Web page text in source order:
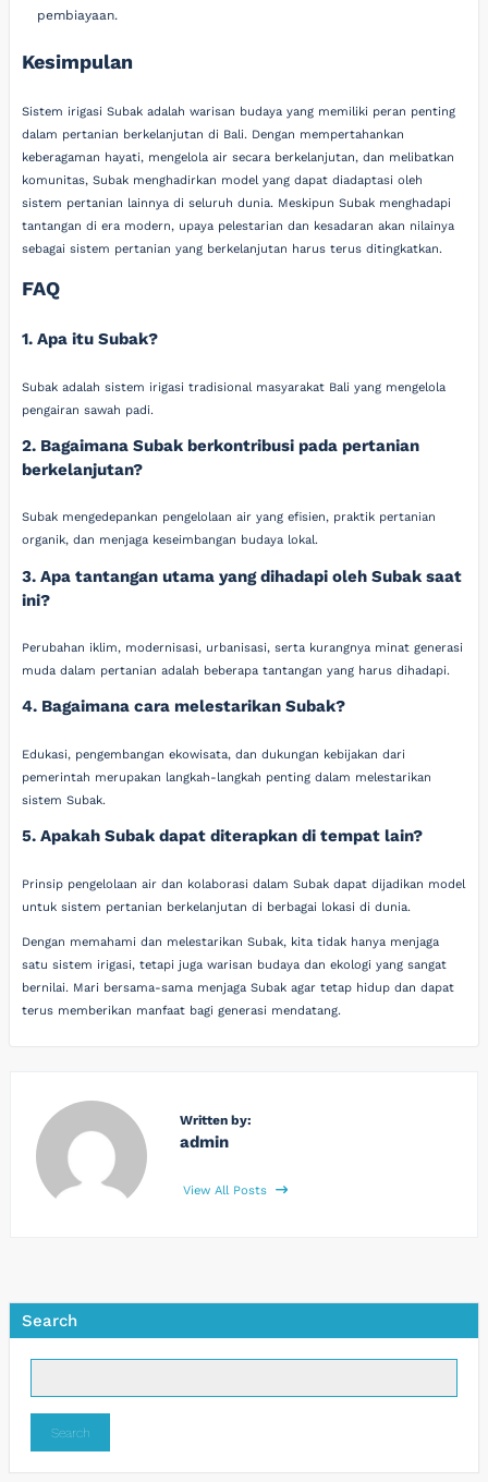
pembiayaan.
Kesimpulan
Sistem irigasi Subak adalah warisan budaya yang memiliki peran penting
dalam pertanian berkelanjutan di Bali. Dengan mempertahankan
keberagaman hayati, mengelola air secara berkelanjutan, dan melibatkan
komunitas, Subak menghadirkan model yang dapat diadaptasi oleh
sistem pertanian lainnya di seluruh dunia. Meskipun Subak menghadapi
tantangan di era modern, upaya pelestarian dan kesadaran akan nilainya
sebagai sistem pertanian yang berkelanjutan harus terus ditingkatkan.
FAQ
1. Apa itu Subak?
Subak adalah sistem irigasi tradisional masyarakat Bali yang mengelola
pengairan sawah padi.
2. Bagaimana Subak berkontribusi pada pertanian
berkelanjutan?
Subak mengedepankan pengelolaan air yang efisien, praktik pertanian
organik, dan menjaga keseimbangan budaya lokal.
3. Apa tantangan utama yang dihadapi oleh Subak saat
ini?
Perubahan iklim, modernisasi, urbanisasi, serta kurangnya minat generasi
muda dalam pertanian adalah beberapa tantangan yang harus dihadapi.
4. Bagaimana cara melestarikan Subak?
Edukasi, pengembangan ekowisata, dan dukungan kebijakan dari
pemerintah merupakan langkah-langkah penting dalam melestarikan
sistem Subak.
5. Apakah Subak dapat diterapkan di tempat lain?
Prinsip pengelolaan air dan kolaborasi dalam Subak dapat dijadikan model
untuk sistem pertanian berkelanjutan di berbagai lokasi di dunia.
Dengan memahami dan melestarikan Subak, kita tidak hanya menjaga
satu sistem irigasi, tetapi juga warisan budaya dan ekologi yang sangat
bernilai. Mari bersama-sama menjaga Subak agar tetap hidup dan dapat
terus memberikan manfaat bagi generasi mendatang.
Written by:
admin
View All Posts
Search
Search